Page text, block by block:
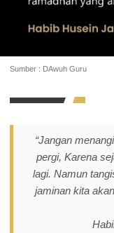
Sumber : DAwuh Guru
“Jangan
pergi, Karena
lagi. Namun
jaminan kita